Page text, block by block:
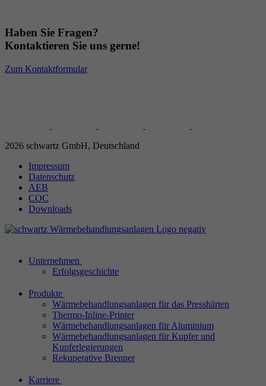
Haben Sie Fragen?
Kontaktieren Sie uns gerne!
Zum Kontaktformular
2026 schwartz GmbH, Deutschland
Impressum
Datenschutz
AEB
COC
Downloads
Unternehmen
Erfolgsgeschichte
Produkte
Wärmebehandlungsanlagen für das Presshärten
Thermo-Inline-Printer
Wärmebehandlungsanlagen für Aluminium
Wärmebehandlungsanlagen für Kupfer und
Kupferlegierungen
Rekuperative Brenner
Karriere